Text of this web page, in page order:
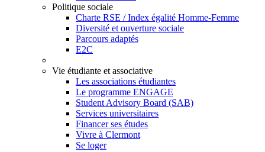
Politique sociale
Charte RSE / Index égalité Homme-Femme
Diversité et ouverture sociale
Parcours adaptés
E2C
Vie étudiante et associative
Les associations étudiantes
Le programme ENGAGE
Student Advisory Board (SAB)
Services universitaires
Financer ses études
Vivre à Clermont
Se loger